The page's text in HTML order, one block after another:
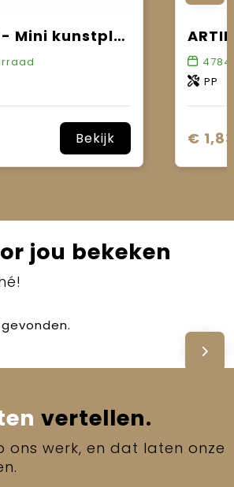
ARTIGRAP - Mini kunstplant
Bekijk
4784
PP
€ 1,83
jou bekeken
vertellen.
ons werk, en dat laten onze